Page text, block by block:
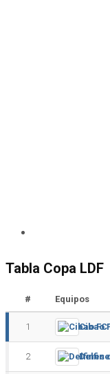
Tabla Copa LDF
# Equipos
1 Cibao
2